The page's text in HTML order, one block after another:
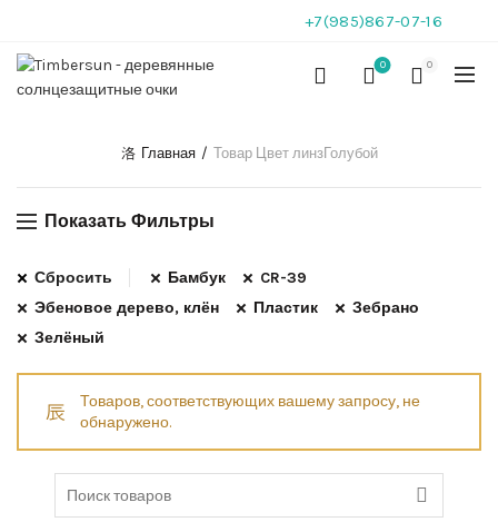
+7(985)867-07-16
0 0
Главная Товар Цвет линзГолубой
Показать Фильтры
Сбросить Бамбук
CR-39
Эбеновое дерево, клён
Пластик
Зебрано
Зелёный
Товаров, соответствующих вашему запросу, не
обнаружено.